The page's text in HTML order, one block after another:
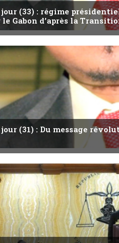
jour (33) : régime
Gabon d’après la
jour (31) : Du message